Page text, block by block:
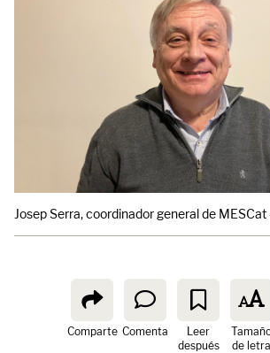
Josep Serra, coordinador general de
Comparte Comenta
Leer
después
de letra